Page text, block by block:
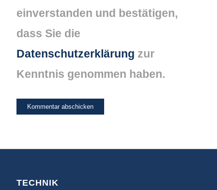
einverstanden und bestätigen,
dass Sie die
Datenschutzerklärung zur
Kenntnis genommen haben.
TECHNIK